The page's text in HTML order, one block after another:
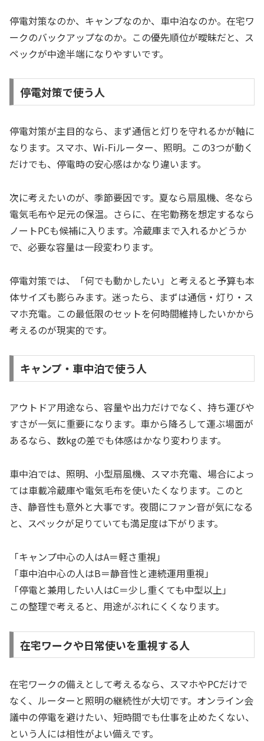
停電対策なのか、キャンプなのか、車中泊なのか。在宅ワ
ークのバックアップなのか。この優先順位が曖昧だと、ス
ペックが中途半端になりやすいです。
停電対策で使う人
停電対策が主目的なら、まず通信と灯りを守れるかが軸に
なります。スマホ、Wi-Fiルーター、照明。この3つが動く
だけでも、停電時の安心感はかなり違います。
次に考えたいのが、季節要因です。夏なら扇風機、冬なら
電気毛布や足元の保温。さらに、在宅勤務を想定するなら
ノートPCも候補に入ります。冷蔵庫まで入れるかどうか
で、必要な容量は一段変わります。
停電対策では、「何でも動かしたい」と考えると予算も本
体サイズも膨らみます。迷ったら、まずは通信・灯り・ス
マホ充電。この最低限のセットを何時間維持したいかから
考えるのが現実的です。
キャンプ・車中泊で使う人
アウトドア用途なら、容量や出力だけでなく、持ち運びや
すさが一気に重要になります。車から降ろして運ぶ場面が
あるなら、数kgの差でも体感はかなり変わります。
車中泊では、照明、小型扇風機、スマホ充電、場合によっ
ては車載冷蔵庫や電気毛布を使いたくなります。このと
き、静音性も意外と大事です。夜間にファン音が気になる
と、スペックが足りていても満足度は下がります。
「キャンプ中心の人はA＝軽さ重視」
「車中泊中心の人はB＝静音性と連続運用重視」
「停電と兼用したい人はC＝少し重くても中型以上」
この整理で考えると、用途がぶれにくくなります。
在宅ワークや日常使いを重視する人
在宅ワークの備えとして考えるなら、スマホやPCだけで
なく、ルーターと照明の継続性が大切です。オンライン会
議中の停電を避けたい、短時間でも仕事を止めたくない、
という人には相性がよい備えです。